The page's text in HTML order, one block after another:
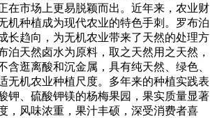
在市场上更易脱颖而出。近年来，农业财
机种植成为现代农业的特色手刺。罗布泊
长趋向，为无机农业带来了天然的处理方
泊天然卤水为原料，取之天然用之天然，
含逛离酸和沉金属，具有纯天然、绿色、
无机农业种植尺度。多年来的种植实践表
钾、硫酸钾镁的杨梅果园，果实质量显著
，风味浓重，果汁丰硕，深受消费者喜